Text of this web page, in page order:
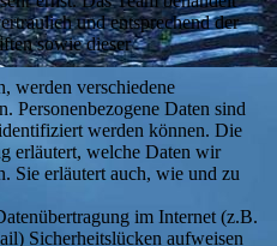
und entsprechend der
sowie dieser
werden verschiedene
Personenbezogene Daten sind
werden können. Die
erläutert, welche Daten wir
Sie erläutert auch, wie und zu
im Internet (z.B.
Sicherheitslücken aufweisen